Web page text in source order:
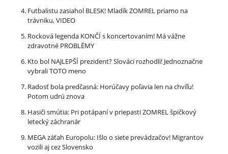
Futbalistu zasiahol BLESK! Mladík ZOMREL priamo na
trávniku, VIDEO
Rocková legenda KONČÍ s koncertovaním! Má vážne
zdravotné PROBLÉMY
Kto bol NAJLEPŠÍ prezident? Slováci rozhodli! Jednoznačne
vybrali TOTO meno
Radosť bola predčasná: Horúčavy poľavia len na chvíľu!
Potom udrú znova
Hasiči smútia: Pri potápaní v priepasti ZOMREL špičkový
letecký záchranár
MEGA záťah Europolu: Išlo o siete prevádzačov! Migrantov
vozili aj cez Slovensko